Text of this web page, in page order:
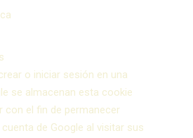
o iniciar sesión en una
se almacenan esta cookie
con el fin de permanecer
de Google al visitar sus